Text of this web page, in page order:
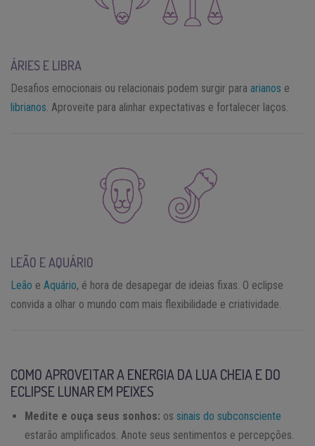
ÁRIES E LIBRA
Desafios emocionais ou relacionais podem surgir para arianos e
librianos. Aproveite para alinhar expectativas e fortalecer laços.
LEÃO E AQUÁRIO
Leão e Aquário, é hora de desapegar de ideias fixas. O eclipse
convida a olhar o mundo com mais flexibilidade e criatividade.
COMO APROVEITAR A ENERGIA DA LUA CHEIA E DO
ECLIPSE LUNAR EM PEIXES
Medite e ouça seus sonhos: os sinais do subconsciente
estarão amplificados. Anote seus sentimentos e percepções.